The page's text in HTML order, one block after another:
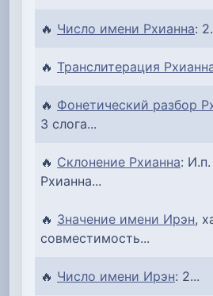
🔥 Число имени Рхианна:
🔥 Транслитерация
🔥 Фонетический разбор
3 слога...
🔥 Склонение Рхианна:
Рхианна...
🔥 Значение имени Ирэн,
совместимость...
🔥 Число имени Ирэн: 2...